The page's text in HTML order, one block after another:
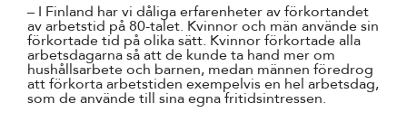
– I Finland har vi dåliga erfarenheter av förkortandet
av arbetstid på 80-talet. Kvinnor och män använde sin
förkortade tid på olika sätt. Kvinnor förkortade alla
arbetsdagarna så att de kunde ta hand mer om
hushållsarbete och barnen, medan männen föredrog
att förkorta arbetstiden exempelvis en hel arbetsdag,
som de använde till sina egna fritidsintressen.